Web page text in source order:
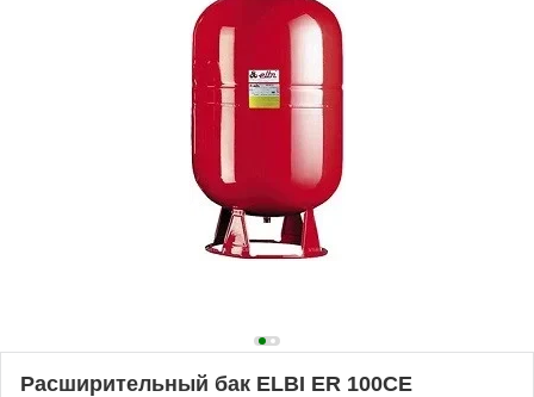
Расширительный бак ELBI ER 100CE